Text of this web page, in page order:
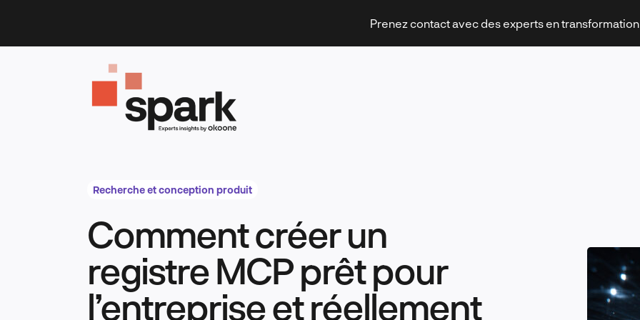
content
Prenez contact avec des experts en transformation
Leadership et management
Recherche et conception produit
Comment créer un
registre MCP prêt pour
l’entreprise et réellement